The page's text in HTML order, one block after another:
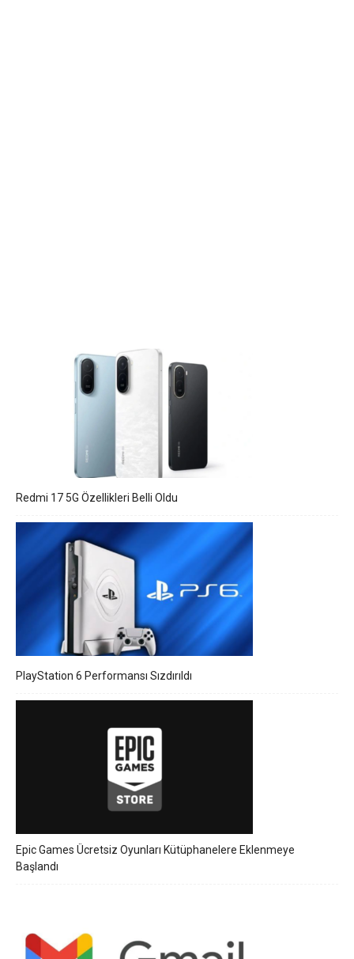
Redmi 17 5G Özellikleri Belli Oldu
PlayStation 6 Performansı Sızdırıldı
Epic Games Ücretsiz Oyunları Kütüphanelere Eklenmeye
Başlandı